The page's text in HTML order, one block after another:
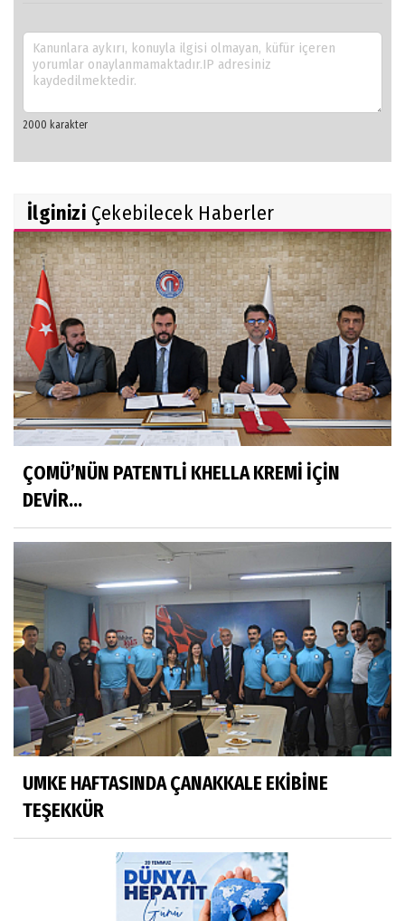
İlginizi Çekebilecek Haberler
ÇOMÜ’NÜN PATENTLİ KHELLA KREMİ İÇİN
DEVİR...
UMKE HAFTASINDA ÇANAKKALE EKİBİNE
TEŞEKKÜR